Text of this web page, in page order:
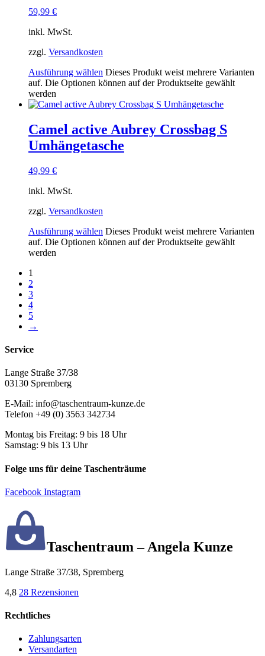
59,99 €
inkl. MwSt.
zzgl. Versandkosten
Ausführung wählen Dieses Produkt weist mehrere Varianten
auf. Die Optionen können auf der Produktseite gewählt
werden
Camel active Aubrey Crossbag S
Umhängetasche
49,99 €
inkl. MwSt.
zzgl. Versandkosten
Ausführung wählen Dieses Produkt weist mehrere Varianten
auf. Die Optionen können auf der Produktseite gewählt
werden
1
2
3
4
5
→
Service
Lange Straße 37/38
03130 Spremberg
E-Mail: info@taschentraum-kunze.de
Telefon +49 (0) 3563 342734
Montag bis Freitag: 9 bis 18 Uhr
Samstag: 9 bis 13 Uhr
Folge uns für deine Taschenträume
Facebook Instagram
Taschentraum – Angela Kunze
Lange Straße 37/38, Spremberg
4,8 28 Rezensionen
Rechtliches
Zahlungsarten
Versandarten